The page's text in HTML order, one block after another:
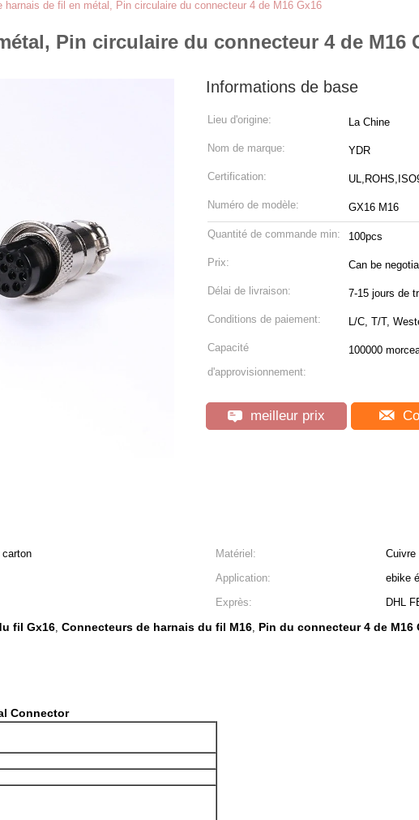
harnais de fil en métal, Pin circulaire du connecteur 4 de M16 Gx16
Pin circulaire du connecteur 4 de M16
Informations de base
Lieu d'origine: La Chine
Nom de marque: YDR
Certification:
Numéro de modèle: GX16 M16
Quantité de commande min: 100pcs
Prix: Can be
Délai de livraison: 7-15 jours de
Conditions de paiement: L/C, T/T,
Capacité
d'approvisionnement:
100000
meilleur prix
carton Matériel:
Cuivre
Application:
ebike
Exprès:
DHL
fil Gx16, Connecteurs de harnais du fil M16, Pin du connecteur 4 de M16
Connector